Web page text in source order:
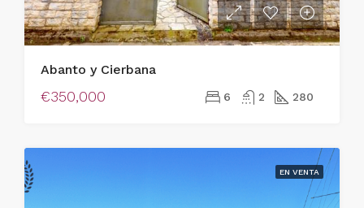
Abanto y Cierbana
€350,000 6 2 280
EN VENTA